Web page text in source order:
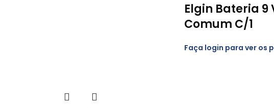
Elgin Bateria 9
Comum C/1
Faça login para ver os